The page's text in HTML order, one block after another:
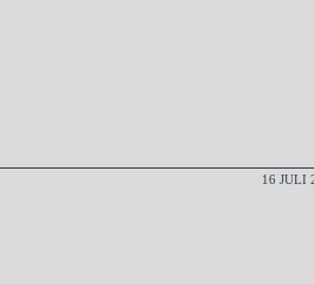
16 JULI